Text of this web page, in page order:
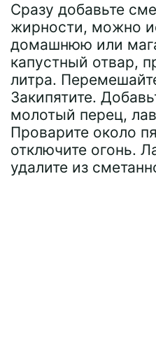
Сразу добавьте
жирности, можно
домашнюю или
капустный отвар,
литра.
Закипятите.
молотый перец,
Проварите около
отключите огонь.
удалите из